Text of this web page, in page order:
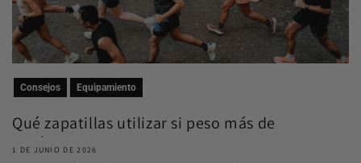
Consejos Equipamiento
Qué zapatillas utilizar si peso más de
100 kg
1 DE JUNIO DE 2026